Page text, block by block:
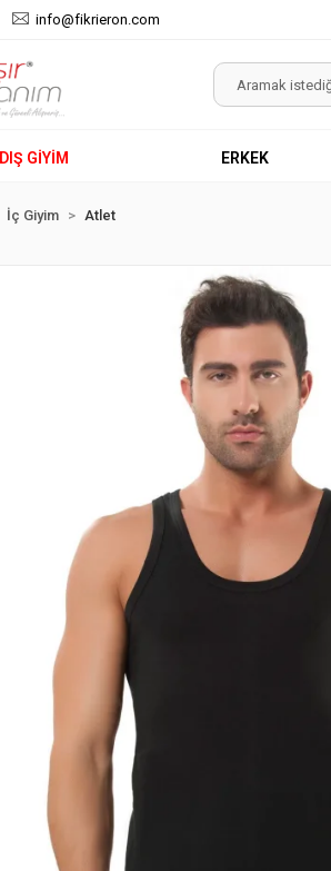
info@fikrieron.com
DIŞ GİYİM ERKEK
İç Giyim Atlet